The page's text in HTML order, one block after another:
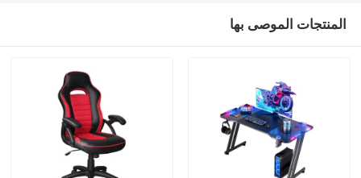
المنتجات الموصى بها